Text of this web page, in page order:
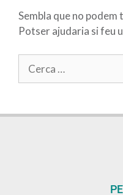
Sembla que no
Potser ajudaria si feu